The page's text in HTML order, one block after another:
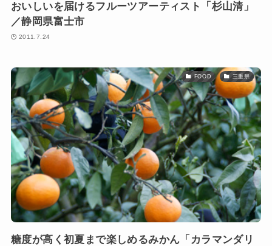
おいしいを届けるフルーツアーティスト「杉山清」
／静岡県富士市
2011.7.24
FOOD 三重県
糖度が高く初夏まで楽しめるみかん「カラマンダリ